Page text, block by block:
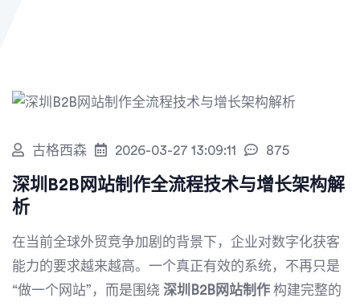
古格西森 2026-03-27 13:09:11 875
深圳B2B网站制作全流程技术与增长架构解
析
在当前全球外贸竞争加剧的背景下，企业对数字化获客
能力的要求越来越高。一个真正有效的系统，不再只是
“做一个网站”，而是围绕 深圳B2B网站制作 构建完整的